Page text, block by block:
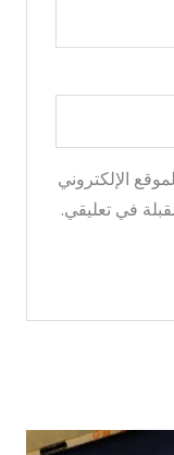
الإلكتروني
في تعليقي.